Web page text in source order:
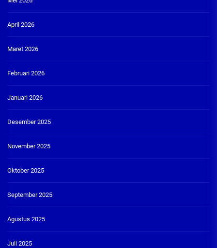
April 2026
Maret 2026
Februari 2026
Januari 2026
Desember 2025
November 2025
Oktober 2025
September 2025
Agustus 2025
Juli 2025